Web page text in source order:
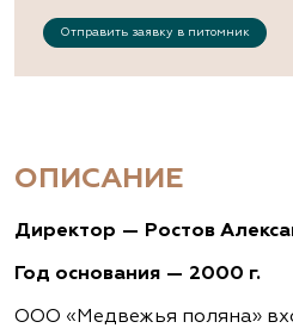
Отправить заявку в питомник
ОПИСАНИЕ
Директор — Ростов
Год основания — 2000 г.
ООО «Медвежья поляна»